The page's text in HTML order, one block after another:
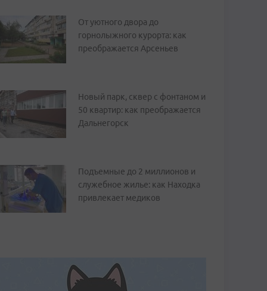
От уютного двора до
горнолыжного курорта: как
преображается Арсеньев
Новый парк, сквер с фонтаном и
50 квартир: как преображается
Дальнегорск
Подъемные до 2 миллионов и
служебное жилье: как Находка
привлекает медиков